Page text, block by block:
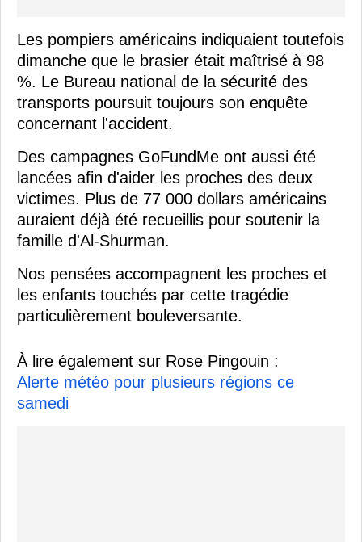
Les pompiers américains indiquaient toutefois
dimanche que le brasier était maîtrisé à 98
%. Le Bureau national de la sécurité des
transports poursuit toujours son enquête
concernant l'accident.
Des campagnes GoFundMe ont aussi été
lancées afin d'aider les proches des deux
victimes. Plus de 77 000 dollars américains
auraient déjà été recueillis pour soutenir la
famille d'Al-Shurman.
Nos pensées accompagnent les proches et
les enfants touchés par cette tragédie
particulièrement bouleversante.
À lire également sur Rose Pingouin :
Alerte météo pour plusieurs régions ce
samedi